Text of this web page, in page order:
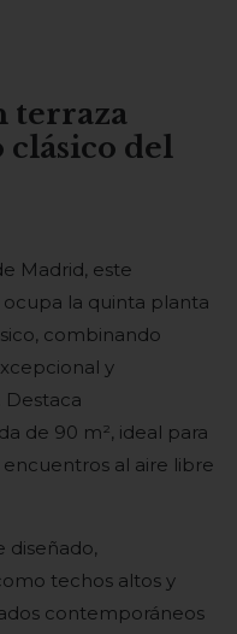
terraza
del
Madrid, este
la quinta planta
combinando
y
Destaca
de 90 m², ideal para
al aire libre
diseñado,
techos altos y
contemporáneos